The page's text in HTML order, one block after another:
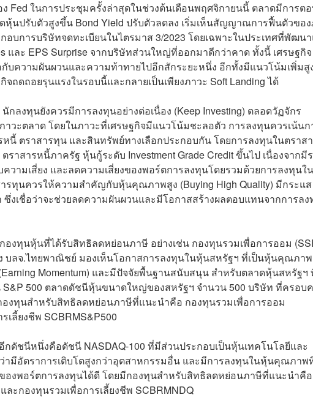
Fed ในการประชุมครั้งล่าสุดในช่วงต้นเดือนพฤศจิกายนนี้ ตลาดมีการต
หุ้นปรับตัวสูงขึ้น Bond Yield ปรับตัวลดลง เริ่มเห็นสัญญาณการฟื้นตัวขอ
บการบริษัทจดทะเบียนในไตรมาส 3/2023 โดยเฉพาะในประเทศที่พัฒน
และ EPS Surprise จากบริษัทส่วนใหญ่ที่ออกมาดีกว่าคาด ทั้งนี้ เศรษฐกิจ
บความผันผวนและความท้าทายไปอีกสักระยะหนึ่ง อีกทั้งมีแนวโน้มเพิ่ม
ถดถอยรุนแรงในรอบนี้และกลายเป็นเพียงภาวะ Soft Landing ได้
ลงทุนยังควรมีการลงทุนอย่างต่อเนื่อง (Keep Investing) ตลอดวัฏจักร
วะตลาด โดยในภาวะที่เศรษฐกิจมีแนวโน้มชะลอตัว การลงทุนควรเน้นก
นี้ ตราสารทุน และสินทรัพย์ทางเลือกประกอบกัน โดยการลงทุนในตราส
าสารหนี้ภาครัฐ หุ้นกู้ระดับ Investment Grade Credit ขึ้นไป เนื่องจากมี
วามเสี่ยง และลดความเสี่ยงของพอร์ตการลงทุนโดยรวมด้วยการลงทุนใน
รทุนควรให้ความสำคัญกับหุ้นคุณภาพสูง (Buying High Quality) มีกระแส
ซึ่งเชื่อว่าจะช่วยลดความผันผวนและมีโอกาสสร้างผลตอบแทนจากการล
งทุนหุ้นที่ได้รับสิทธิลดหย่อนภาษี อย่างเช่น กองทุนรวมเพื่อการออม
บลจ.ไทยพาณิชย์ มองเห็นโอกาสการลงทุนในหุ้นสหรัฐฯ ที่เป็นหุ้นคุณภาพ
Momentum) และมีปัจจัยพื้นฐานสนับสนุน สำหรับตลาดหุ้นสหรัฐฯ
500 ตลาดดัชนีหุ้นขนาดใหญ่ของสหรัฐฯ จำนวน 500 บริษัท ที่ครอบ
งทุนสำหรับสิทธิลดหย่อนภาษีที่แนะนำคือ กองทุนรวมเพื่อการออม
เลี้ยงชีพ SCBRMS&P500
ดัชนีหนึ่งคือดัชนี NASDAQ-100 ที่มีส่วนประกอบเป็นหุ้นเทคโนโลยีและ
มีอัตราการเติบโตสูงกว่าอุตสาหกรรมอื่น และมีการลงทุนในหุ้นคุณภาพ
องพอร์ตการลงทุนได้ดี โดยมีกองทุนสำหรับสิทธิลดหย่อนภาษีที่แนะนำคือ
ะกองทุนรวมเพื่อการเลี้ยงชีพ SCBRMNDQ